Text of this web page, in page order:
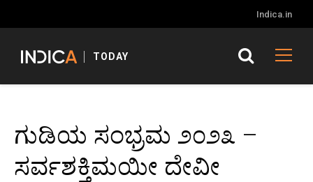
Indica.in
TODAY
ಗುಡಿಯ ಸಂಭ್ರಮ ೨೦೨೩ –
ಸರ್ವಶಕ್ತಿಮಯೀ ದೇವೀ